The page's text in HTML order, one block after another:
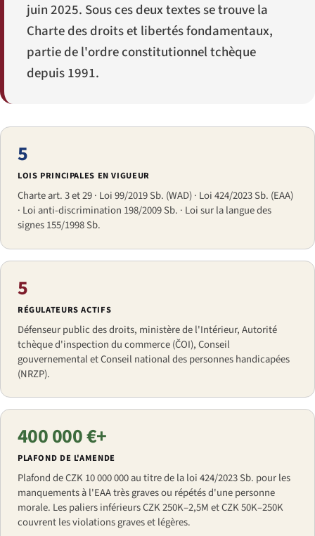
juin 2025. Sous ces deux textes se trouve la
Charte des droits et libertés fondamentaux,
partie de l'ordre constitutionnel tchèque
depuis 1991.
5
LOIS PRINCIPALES EN VIGUEUR
Charte art. 3 et 29 · Loi 99/2019 Sb. (WAD) · Loi 424/2023 Sb. (EAA)
· Loi anti-discrimination 198/2009 Sb. · Loi sur la langue des
signes 155/1998 Sb.
5
RÉGULATEURS ACTIFS
Défenseur public des droits, ministère de l'Intérieur, Autorité
tchèque d'inspection du commerce (ČOI), Conseil
gouvernemental et Conseil national des personnes handicapées
(NRZP).
400 000 €+
PLAFOND DE L'AMENDE
Plafond de CZK 10 000 000 au titre de la loi 424/2023 Sb. pour les
manquements à l'EAA très graves ou répétés d'une personne
morale. Les paliers inférieurs CZK 250K–2,5M et CZK 50K–250K
couvrent les violations graves et légères.